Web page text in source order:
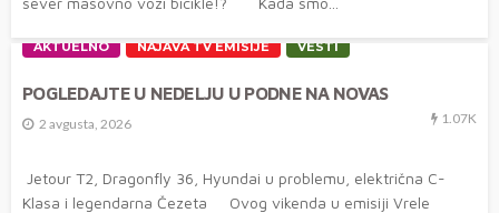
AKTUELNO NAJAVA TV EMISIJE VESTI
POGLEDAJTE U NEDELJU U PODNE NA NOVAS
2 avgusta, 2026 1.07K
Jetour T2, Dragonfly 36, Hyundai u problemu, električna C-
Klasa i legendarna Čezeta Ovog vikenda u emisiji Vrele